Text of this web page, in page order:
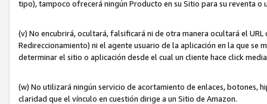
tipo), tampoco ofrecerá ningún Producto en su Sitio para su reventa o
(v) No encubrirá, ocultará, falsificará ni de otra manera ocultará el
Redireccionamiento) ni el agente usuario de la aplicación en la que
determinar el sitio o aplicación desde el cual un cliente hace click
(w) No utilizará ningún servicio de acortamiento de enlaces, botones,
claridad que el vínculo en cuestión dirige a un Sitio de Amazon.